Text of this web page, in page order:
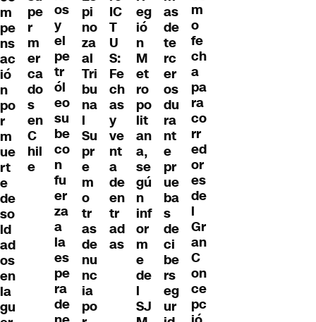
m
pe
ns
ac
ió
n
po
r
m
ue
rt
e
de
so
ld
ad
os
en
la
gu
pe
r
m
er
ca
do
s
en
C
hil
e
os
y
el
pe
tr
ól
eo
su
be
co
n
fu
er
za
a
la
es
pe
ra
de
pi
no
za
al
Tri
bu
na
l
Su
pr
e
m
o
tr
as
de
nu
nc
ia
po
IC
T
U
S:
Fe
ch
as
y
ve
nt
a
de
en
tr
ad
as
eg
ió
n
M
et
ro
po
lit
an
a,
se
gú
n
inf
or
m
e
de
l
SJ
as
de
te
rc
er
os
du
ra
nt
e
pr
ue
ba
s
de
ci
be
rs
eg
ur
m
o
fe
ch
a
pa
ra
co
rr
ed
or
es
de
l
Gr
an
C
on
ce
pc